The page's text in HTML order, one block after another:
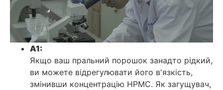
A1:
Якщо ваш пральний порошок занадто рідкий,
ви можете відрегулювати його в'язкість,
змінивши концентрацію HPMC. Як загущувач,